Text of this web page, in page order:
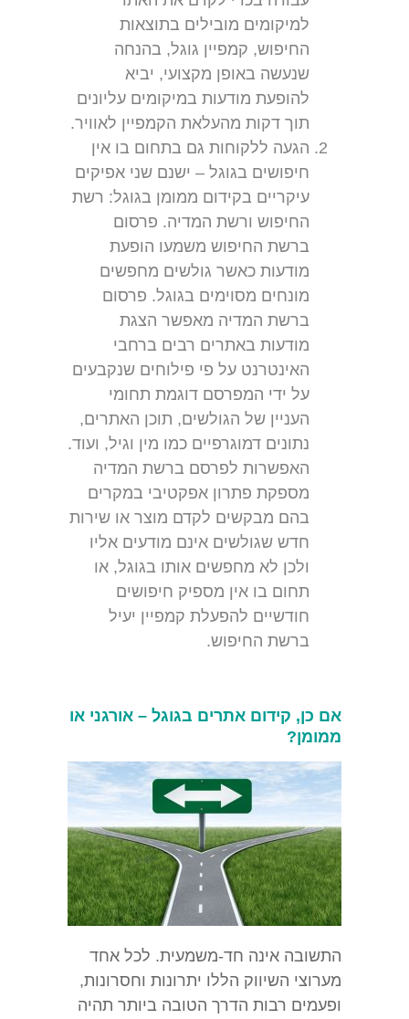
למיקומים מובילים בתוצאות
החיפוש, קמפיין גוגל, בהנחה
שנעשה באופן מקצועי, יביא
להופעת מודעות במיקומים עליונים
תוך דקות מהעלאת הקמפיין לאוויר.
הגעה ללקוחות גם בתחום בו אין
חיפושים בגוגל – ישנם שני אפיקים
עיקריים בקידום ממומן בגוגל: רשת
החיפוש ורשת המדיה. פרסום
ברשת החיפוש משמעו הופעת
מודעות כאשר גולשים מחפשים
מונחים מסוימים בגוגל. פרסום
ברשת המדיה מאפשר הצגת
מודעות באתרים רבים ברחבי
האינטרנט על פי פילוחים שנקבעים
על ידי המפרסם דוגמת תחומי
העניין של הגולשים, תוכן האתרים,
נתונים דמוגרפיים כמו מין וגיל, ועוד.
האפשרות לפרסם ברשת המדיה
מספקת פתרון אפקטיבי במקרים
בהם מבקשים לקדם מוצר או שירות
חדש שגולשים אינם מודעים אליו
ולכן לא מחפשים אותו בגוגל, או
תחום בו אין מספיק חיפושים
חודשיים להפעלת קמפיין יעיל
ברשת החיפוש.
אם כן, קידום אתרים בגוגל – אורגני או
ממומן?
התשובה אינה חד-משמעית. לכל אחד
מערוצי השיווק הללו יתרונות וחסרונות,
ופעמים רבות הדרך הטובה ביותר תהיה